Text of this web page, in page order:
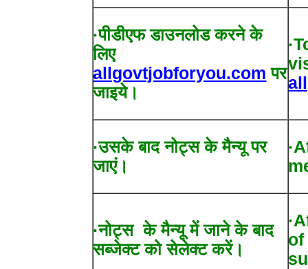
·पीडीएफ डाउनलोड करने के
लिए
allgovtjobforyou.com पर
जाइये।
·उसके बाद नोट्स के मैन्यू पर
जाएं।
·नोट्स के मैन्यू में जाने के बाद
सब्जेक्ट को सेलेक्ट करें।
of